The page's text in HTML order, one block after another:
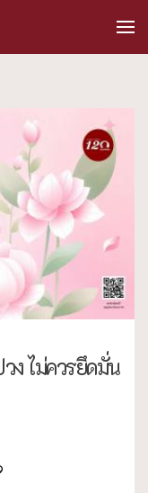
ง ไม่ควรยึดมั่น